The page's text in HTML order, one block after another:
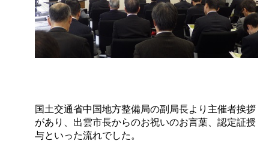
国土交通省中国地方整備局の副局長より主催者挨拶
があり、出雲市長からのお祝いのお言葉、認定証授
与といった流れでした。